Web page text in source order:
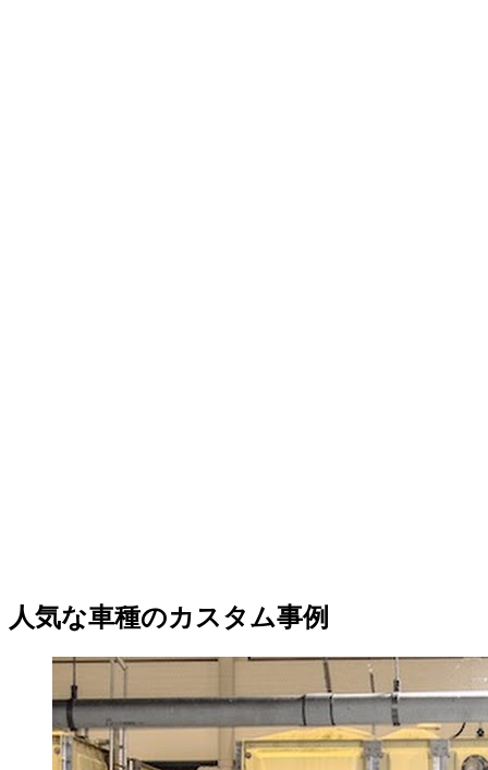
人気な車種のカスタム事例